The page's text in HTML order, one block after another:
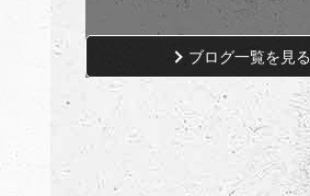
ブログ一覧を見る